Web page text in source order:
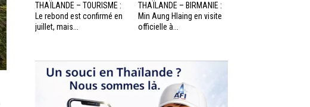
THAÏLANDE – TOURISME :
Le rebond est confirmé en
juillet, mais...
THAÏLANDE – BIRMANIE :
Min Aung Hlaing en visite
officielle à...